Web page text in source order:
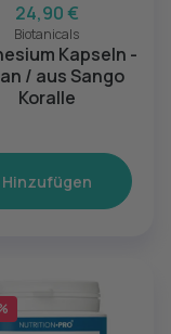
24,90 €
Biotanicals
Kapseln -
/ aus Sango
Koralle
Hinzufügen